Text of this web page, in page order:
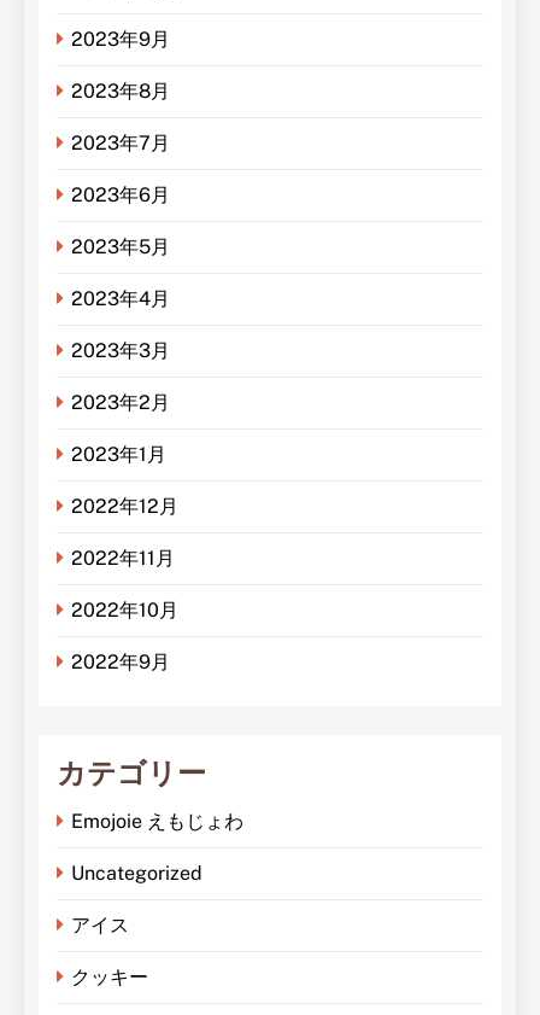
2023年9月
2023年8月
2023年7月
2023年6月
2023年5月
2023年4月
2023年3月
2023年2月
2023年1月
2022年12月
2022年11月
2022年10月
2022年9月
カテゴリー
Emojoie えもじょわ
Uncategorized
アイス
クッキー